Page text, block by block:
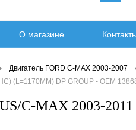
О магазине
Двигатель FORD C-MAX 2003-2007
(L=1170MM) DP GROUP - OEM
C-MAX 2003-